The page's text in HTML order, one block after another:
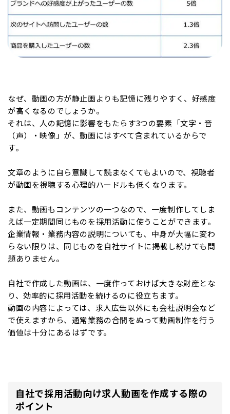
なぜ、動画の方が静止画よりも記憶に残りやすく、好感度
が高くなるのでしょうか。
それは、人の記憶に影響をもたらす3つの要素「文字・音
（声）・映像」が、動画にはすべて含まれているからで
す。
文章のように自ら意識して読まなくてもよいので、視聴者
が動画を視聴する心理的ハードルも低くなります。
また、動画もコンテンツの一つなので、一度制作してしま
えば一定期間同じものを採用活動に使うことができます。
企業情報・業務内容の説明についても、中身が大幅に変わ
らない限りは、同じものを自社サイトに掲載し続けても問
題ありません。
自社で作成した動画は、一度作っておけば大きな財産とな
り、効率的に採用活動を続けるのに役立ちます。
動画の内容によっては、求人広告以外にも会社説明会など
で使えますから、通常業務の合間をぬって動画制作を行う
価値は十分にあるはずです。
自社で採用活動向け求人動画を作成する際の
ポイント